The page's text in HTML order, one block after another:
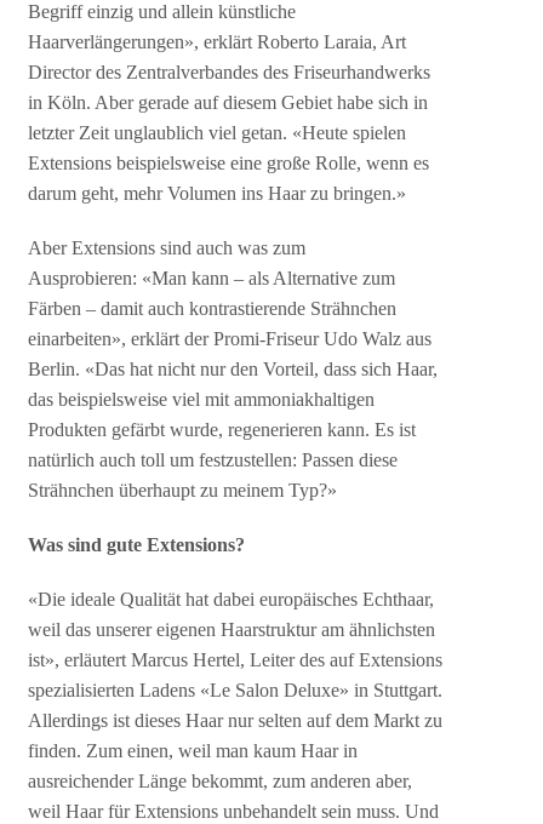
Begriff einzig und allein künstliche
Haarverlängerungen», erklärt Roberto Laraia, Art
Director des Zentralverbandes des Friseurhandwerks
in Köln. Aber gerade auf diesem Gebiet habe sich in
letzter Zeit unglaublich viel getan. «Heute spielen
Extensions beispielsweise eine große Rolle, wenn es
darum geht, mehr Volumen ins Haar zu bringen.»
Aber Extensions sind auch was zum
Ausprobieren: «Man kann – als Alternative zum
Färben – damit auch kontrastierende Strähnchen
einarbeiten», erklärt der Promi-Friseur Udo Walz aus
Berlin. «Das hat nicht nur den Vorteil, dass sich Haar,
das beispielsweise viel mit ammoniakhaltigen
Produkten gefärbt wurde, regenerieren kann. Es ist
natürlich auch toll um festzustellen: Passen diese
Strähnchen überhaupt zu meinem Typ?»
Was sind gute Extensions?
«Die ideale Qualität hat dabei europäisches Echthaar,
weil das unserer eigenen Haarstruktur am ähnlichsten
ist», erläutert Marcus Hertel, Leiter des auf Extensions
spezialisierten Ladens «Le Salon Deluxe» in Stuttgart.
Allerdings ist dieses Haar nur selten auf dem Markt zu
finden. Zum einen, weil man kaum Haar in
ausreichender Länge bekommt, zum anderen aber,
weil Haar für Extensions unbehandelt sein muss. Und